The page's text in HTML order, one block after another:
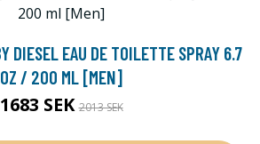
DIESEL EAU DE TOILETTE SPRAY 6.7
OZ / 200 ML [MEN]
1683 SEK2013 SEK